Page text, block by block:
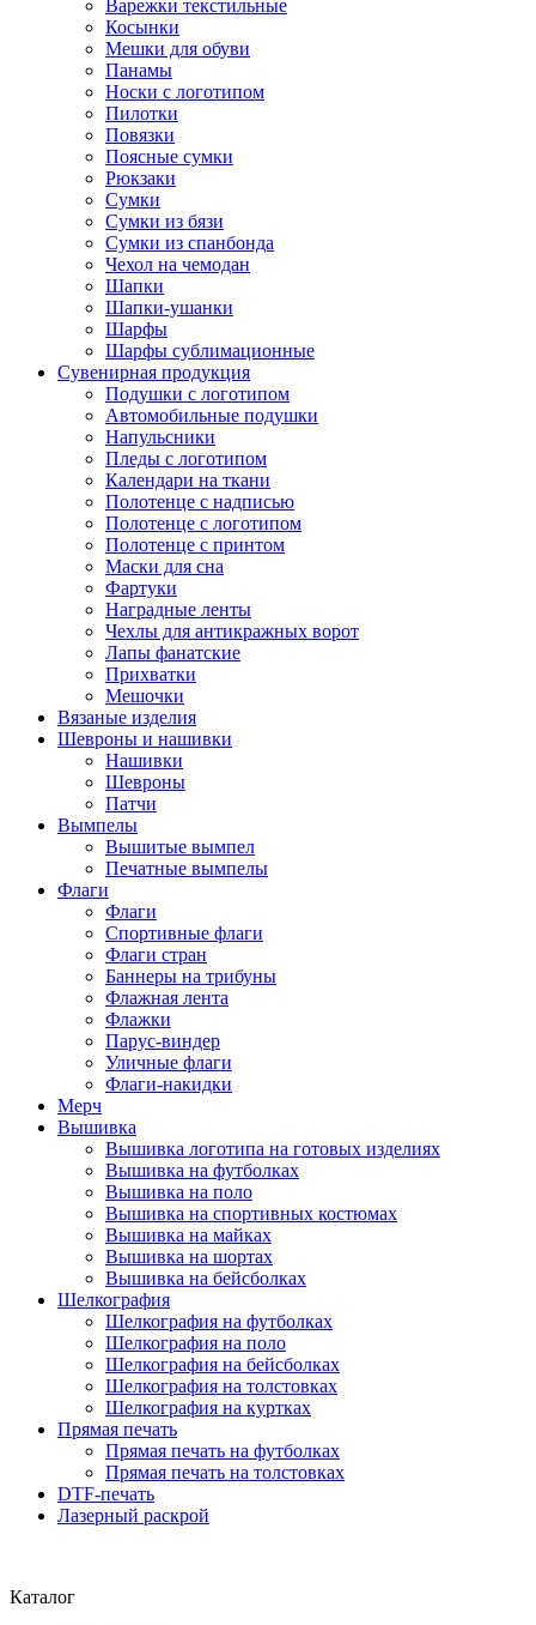
Варежки текстильные
Косынки
Мешки для обуви
Панамы
Носки с логотипом
Пилотки
Повязки
Поясные сумки
Рюкзаки
Сумки
Сумки из бязи
Сумки из спанбонда
Чехол на чемодан
Шапки
Шапки-ушанки
Шарфы
Шарфы сублимационные
Сувенирная продукция
Подушки с логотипом
Автомобильные подушки
Напульсники
Пледы с логотипом
Календари на ткани
Полотенце с надписью
Полотенце с логотипом
Полотенце с принтом
Маски для сна
Фартуки
Наградные ленты
Чехлы для антикражных ворот
Лапы фанатские
Прихватки
Мешочки
Вязаные изделия
Шевроны и нашивки
Нашивки
Шевроны
Патчи
Вымпелы
Вышитые вымпел
Печатные вымпелы
Флаги
Флаги
Спортивные флаги
Флаги стран
Баннеры на трибуны
Флажная лента
Флажки
Парус-виндер
Уличные флаги
Флаги-накидки
Мерч
Вышивка
Вышивка логотипа на готовых изделиях
Вышивка на футболках
Вышивка на поло
Вышивка на спортивных костюмах
Вышивка на майках
Вышивка на шортах
Вышивка на бейсболках
Шелкография
Шелкография на футболках
Шелкография на поло
Шелкография на бейсболках
Шелкография на толстовках
Шелкография на куртках
Прямая печать
Прямая печать на футболках
Прямая печать на толстовках
DTF-печать
Лазерный раскрой
Каталог